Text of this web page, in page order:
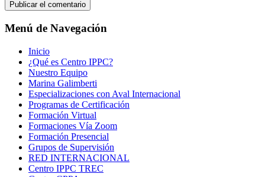
Menú de Navegación
Inicio
¿Qué es Centro IPPC?
Nuestro Equipo
Marina Galimberti
Especializaciones con Aval Internacional
Programas de Certificación
Formación Virtual
Formaciones Vía Zoom
Formación Presencial
Grupos de Supervisión
RED INTERNACIONAL
Centro IPPC TREC